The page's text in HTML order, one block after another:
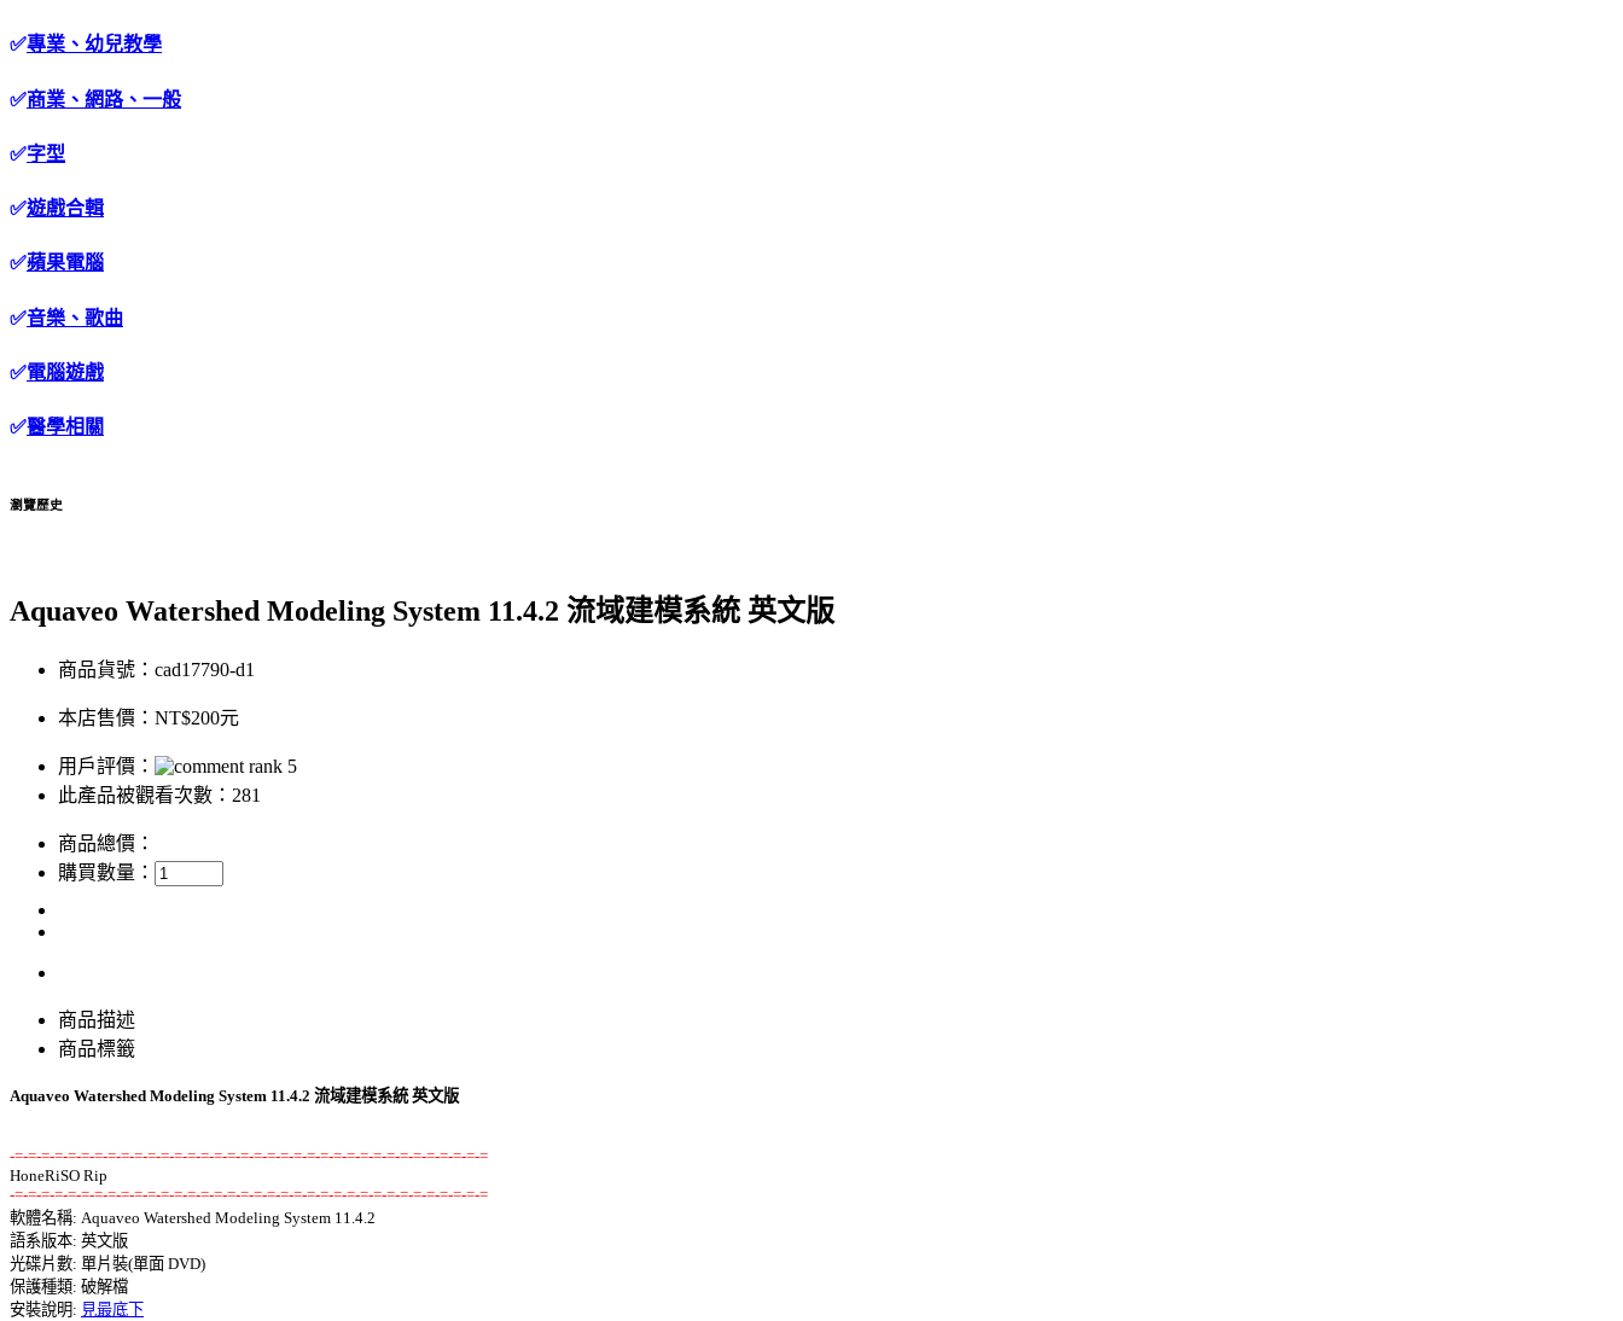
✅專業、幼兒教學
✅商業、網路、一般
✅字型
✅遊戲合輯
✅蘋果電腦
✅音樂、歌曲
✅電腦遊戲
✅醫學相關
瀏覽歷史
Aquaveo Watershed Modeling System 11.4.2 流域建模系統 英文版
商品貨號：cad17790-d1
本店售價： NT$200元
用戶評價：
此產品被觀看次數：281
商品總價：
購買數量：
商品描述
商品標籤
Aquaveo Watershed Modeling System 11.4.2 流域建模系統 英文版
-=-=-=-=-=-=-=-=-=-=-=-=-=-=-=-=-=-=-=-=-=-=-=-=-=-=-=-=-=-=-=-=-=-=-=-=
-=-=-=-=-=-=-=-=-=-=-=-=-=-=-=-=-=-=-=-=-=-=-=-=-=-=-=-=-=-=-=-=-=-=-=-=
軟體名稱: Aquaveo Watershed Modeling System 11.4.2
語系版本: 英文版
光碟片數: 單片裝(單面 DVD)
保護種類: 破解檔
安裝說明: 見最底下